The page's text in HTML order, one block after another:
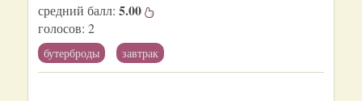
средний балл: 5.00
голосов: 2
бутерброды завтрак